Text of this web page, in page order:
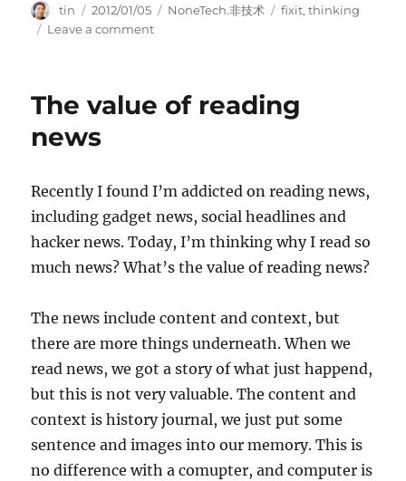
Author
tin
Posted
on
2012/01/05 Categories
NoneTech.非技术 Tags
fixit,thinking
Leave a commenton
封
The value of reading
news
Recently I found I’m addicted on reading news,
including gadget news, social headlines and
hacker news. Today, I’m thinking why I read so
much news? What’s the value of reading news?
The news include content and context, but
there are more things underneath. When we
read news, we got a story of what just happend,
but this is not very valuable. The content and
context is history journal, we just put some
sentence and images into our memory. This is
no difference with a comupter, and computer is